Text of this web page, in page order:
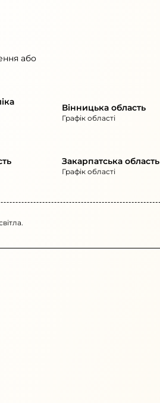
або
Вінницька область
Графік області
Закарпатська область
Графік області